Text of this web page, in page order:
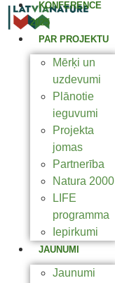
KONFERENCE
2025
PAR PROJEKTU
Mērķi un
uzdevumi
Plānotie
ieguvumi
Projekta
jomas
Partnerība
Natura 2000
LIFE
programma
Iepirkumi
JAUNUMI
Jaunumi